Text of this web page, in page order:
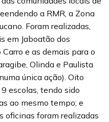
a RMR, a Zona
Foram realizadas,
em Jaboatão dos
e as demais para o
Olinda e Paulista
única ação). Oito
escolas, tendo sido
ao mesmo tempo; e
oficinas foram realizadas